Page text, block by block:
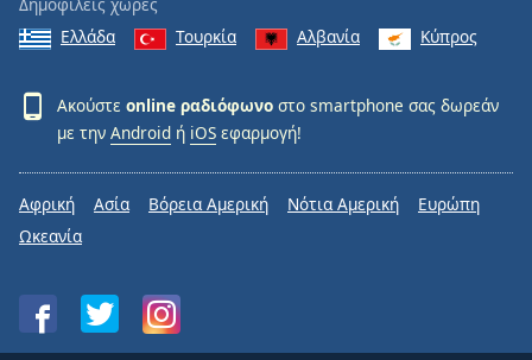
Δημοφιλείς χώρες
Ελλάδα
Τουρκία Αλβανία Κύπρος
Ακούστε online ραδιόφωνο στο smartphone σας δωρεάν
με την Android ή iOS εφαρμογή!
Αφρική Ασία Βόρεια Αμερική Νότια Αμερική
Ευρώπη
Ωκεανία